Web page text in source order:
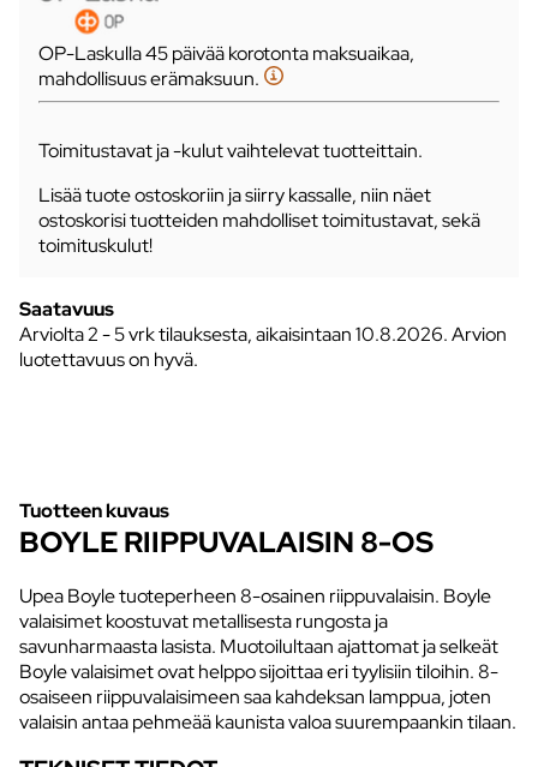
OP-Laskulla 45 päivää korotonta maksuaikaa,
mahdollisuus erämaksuun.
Toimitustavat ja -kulut vaihtelevat tuotteittain.
Lisää tuote ostoskoriin ja siirry kassalle, niin näet
ostoskorisi tuotteiden mahdolliset toimitustavat, sekä
toimituskulut!
Saatavuus
Arviolta2 - 5 vrk tilauksesta, aikaisintaan 10.8.2026.Arvion
luotettavuus on hyvä.
Tuotteen kuvaus
BOYLE RIIPPUVALAISIN 8-OS
Upea Boyle tuoteperheen 8-osainen riippuvalaisin. Boyle
valaisimet koostuvat metallisesta rungosta ja
savunharmaasta lasista. Muotoilultaan ajattomat ja selkeät
Boyle valaisimet ovat helppo sijoittaa eri tyylisiin tiloihin. 8-
osaiseen riippuvalaisimeen saa kahdeksan lamppua, joten
valaisin antaa pehmeää kaunista valoa suurempaankin tilaan.